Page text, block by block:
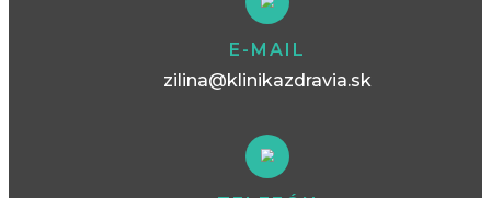
E-MAIL
zilina@klinikazdravia.sk